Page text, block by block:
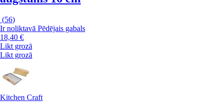
(56)
Ir noliktavā Pēdējais gabals
18,40 €
Likt grozā
Likt grozā
Kitchen Craft